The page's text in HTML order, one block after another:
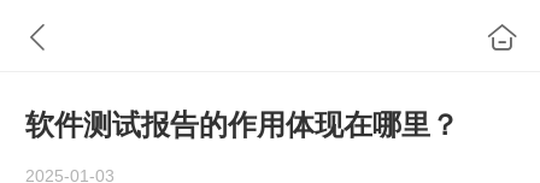
软件测试报告的作用体现在哪里？
2025-01-03